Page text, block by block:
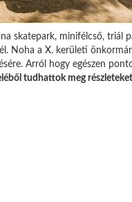
skatepark, minifélcső, triál
Noha a X. kerületi
Arról hogy egészen
tudhattok meg részleteket